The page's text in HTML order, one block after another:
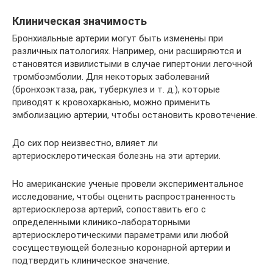
Клиническая значимость
Бронхиальные артерии могут быть изменены при
различных патологиях. Например, они расширяются и
становятся извилистыми в случае гипертонии легочной
тромбоэмболии. Для некоторых заболеваний
(бронхоэктаза, рак, туберкулез и т. д.), которые
приводят к кровохарканью, можно применить
эмболизацию артерии, чтобы остановить кровотечение.
До сих пор неизвестно, влияет ли
артериосклеротическая болезнь на эти артерии.
Но американские ученые провели экспериментальное
исследование, чтобы оценить распространенность
артериосклероза артерий, сопоставить его с
определенными клинико-лабораторными
артериосклеротическими параметрами или любой
сосуществующей болезнью коронарной артерии и
подтвердить клиническое значение.